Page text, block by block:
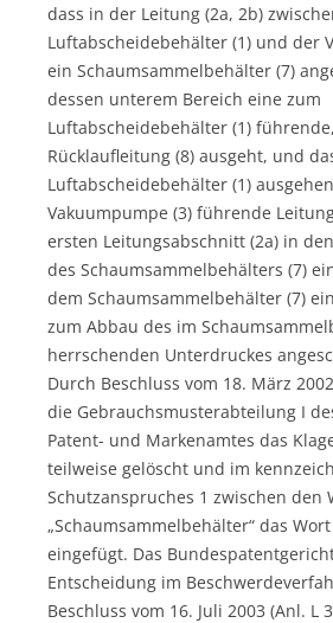
dass in der Leitung (2a, 2b)
Luftabscheidebehälter (1) und der
ein Schaumsammelbehälter (7)
dessen unterem Bereich eine zum
Luftabscheidebehälter (1)
Rücklaufleitung (8) ausgeht, und
Luftabscheidebehälter (1)
Vakuumpumpe (3) führende
ersten Leitungsabschnitt (2a) in
des Schaumsammelbehälters (7)
dem Schaumsammelbehälter (7)
zum Abbau des im
herrschenden Unterdruckes
Durch Beschluss vom 18. März
die Gebrauchsmusterabteilung I
Patent- und Markenamtes das
teilweise gelöscht und im
Schutzanspruches 1 zwischen den
„Schaumsammelbehälter“ das
eingefügt. Das
Entscheidung im
Beschluss vom 16. Juli 2003 (Anl. L